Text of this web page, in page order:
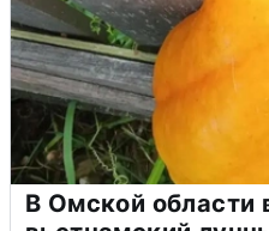
В Омской области